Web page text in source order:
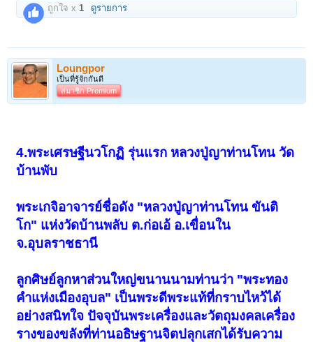
หวังจะทำร้ายทั้งพระและฆราวาสในวัด
พระท่านมาบอก หลวงพ่อเลยเมตตา
ทำให้พิเศษเฉพาะเป็นการภายใน โดย
บรรดาลูกหลานจะลงชื่อกันไว้ แล้วนำ
แผ่นทอง เงิน นาค หรือตะกั่วมากันเอง
เอง สักพักหมาหอนลั่นกันทั้งวัด หลวงพ่อ
ก็หยุดจาร เมื่อปลุกเสกเสร็จ หลวงพ่อก็
บอกว่า พระท่านมาบอกว่าไม่ต้องจาร
ทั้งหมดหรอก จะไม่ไหว ให้กำหนดจิตทำ
ท่านเลยกำหนดจิตตามพระท่านสั่ง ปราก
อักขระตามเนื้อตะกรุดครบทุกดอกเลย
จะมีจำนวนไม่มาก
ถูกใจ x1 ดูรายการ
Loungpor
เป็นที่รู้จักกันดี
สมาชิก Premium
4.พระเศรษฐีนวโกฏิ รุ่นแรก หลวงปู่ญาท่านโทน วัด
บ้านพับ
พระเกจิอาจารย์ชื่อดัง "หลวงปู่ญาท่านโทน ขันติ
โก" แห่งวัดบ้านพลับ ต.ก่อเอ้ อ.เขื่อนใน
จ.อุบลราชธานี
ลูกศิษย์ลูกหาส่วนใหญ่ขนานนามท่านว่า "พระทอง
คำแห่งเมืองอุบล" เป็นพระดีพระแท้ที่กราบไหว้ได้
อย่างสนิทใจ ปัจจุบันพระเครื่องและวัตถุมงคลเครื่อง
รางของขลังที่ท่านอธิษฐานจิตปลุกเสกได้รับความ